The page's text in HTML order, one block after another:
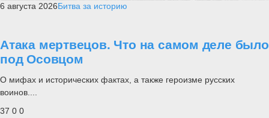
6 августа 2026Битва за историю
Атака мертвецов. Что на самом деле было
под Осовцом
О мифах и исторических фактах, а также героизме русских
воинов....
37 0 0